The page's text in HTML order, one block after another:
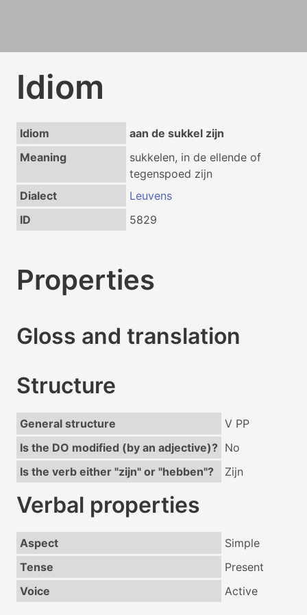
Idiom
Idiom
aan de sukkel zijn
Meaning
sukkelen, in de ellende of
tegenspoed zijn
Dialect
Leuvens
ID
5829
Properties
Gloss and translation
Structure
General structure
V PP
Is the DO modified (by an adjective)? No
Is the verb either "zijn" or "hebben"?
Zijn
Verbal properties
Aspect
Simple
Tense
Present
Voice
Active